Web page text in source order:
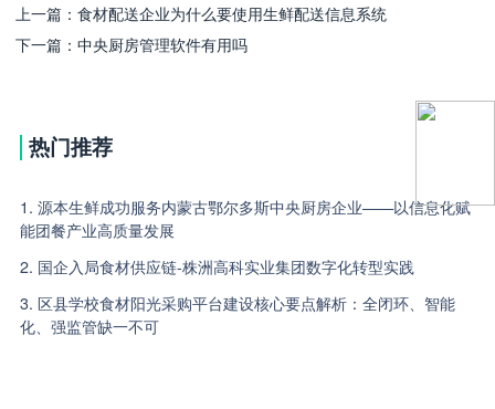
上一篇：食材配送企业为什么要使用生鲜配送信息系统
下一篇：中央厨房管理软件有用吗
热门推荐
1. 源本生鲜成功服务内蒙古鄂尔多斯中央厨房企业——以信息化赋
能团餐产业高质量发展
2. 国企入局食材供应链-株洲高科实业集团数字化转型实践
3. 区县学校食材阳光采购平台建设核心要点解析：全闭环、智能
化、强监管缺一不可